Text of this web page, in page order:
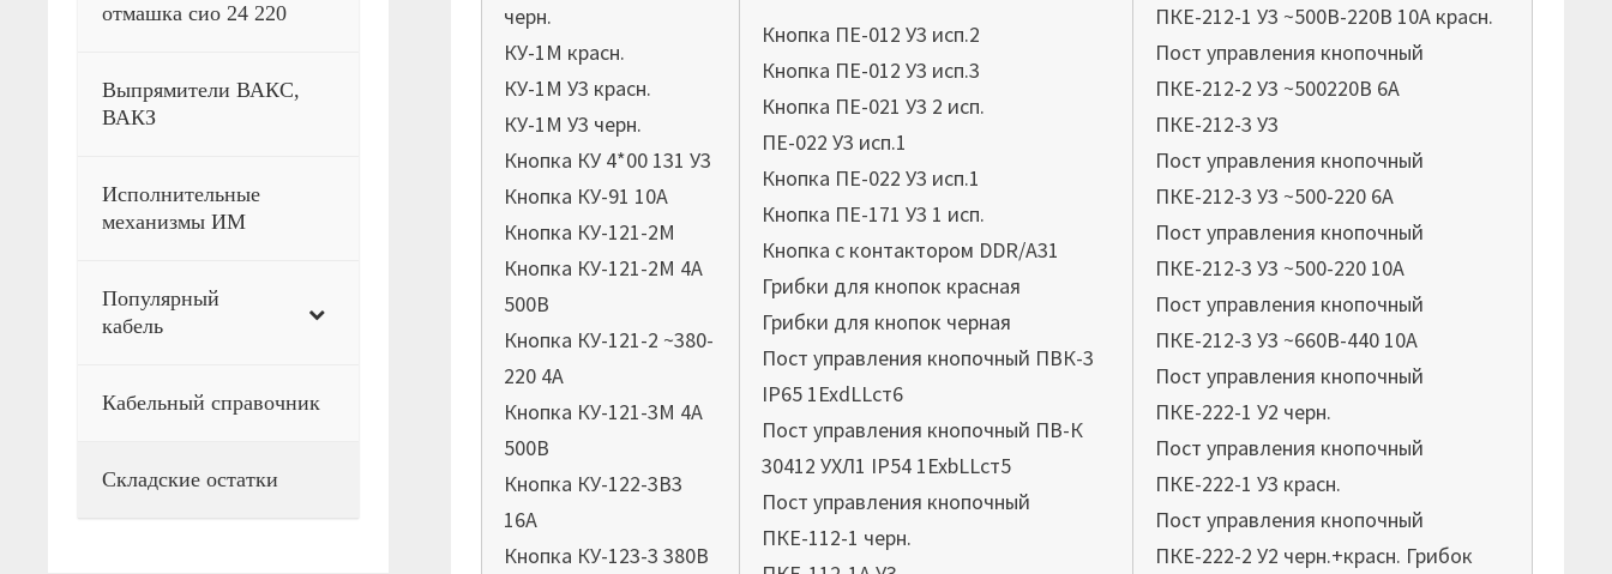
черн.
КУ-1М красн.
КУ-1М У3 красн.
КУ-1М У3 черн.
Кнопка КУ 4*00 131 У3
Кнопка КУ-91 10А
Кнопка КУ-121-2М
Кнопка КУ-121-2М 4А
500В
Кнопка КУ-121-2 ~380-
220 4А
Кнопка КУ-121-3М 4А
500В
Кнопка КУ-122-3В3
16А
Кнопка КУ-123-3 380В
Кнопка ПЕ-012 У3 исп.2
Кнопка ПЕ-012 У3 исп.3
Кнопка ПЕ-021 У3 2 исп.
ПЕ-022 У3 исп.1
Кнопка ПЕ-022 У3 исп.1
Кнопка ПЕ-171 У3 1 исп.
Кнопка с контактором DDR/А31
Грибки для кнопок красная
Грибки для кнопок черная
Пост управления кнопочный ПВК-3
IP65 1ExdLLст6
Пост управления кнопочный ПВ-К
30412 УХЛ1 IP54 1ExbLLст5
Пост управления кнопочный
ПКЕ-112-1 черн.
ПКЕ-212-1 У3 ~500В-220В 10А красн.
Пост управления кнопочный
ПКЕ-212-2 У3 ~500220В 6А
ПКЕ-212-3 У3
Пост управления кнопочный
ПКЕ-212-3 У3 ~500-220 6А
Пост управления кнопочный
ПКЕ-212-3 У3 ~500-220 10А
Пост управления кнопочный
ПКЕ-212-3 У3 ~660В-440 10А
Пост управления кнопочный
ПКЕ-222-1 У2 черн.
Пост управления кнопочный
ПКЕ-222-1 У3 красн.
Пост управления кнопочный
ПКЕ-222-2 У2 черн.+красн. Грибок
отмашка сио 24 220
Выпрямители ВАКС,
ВАКЗ
Исполнительные
механизмы ИМ
Популярный
кабель
Кабельный справочник
Складские остатки